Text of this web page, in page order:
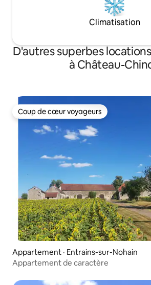
Climatisation
D'autres superbes
à Château-
Coup de cœur voyageurs
Coup de cœur voyageurs
Appartement · Entrains-sur-Nohain
Appartement de caractère